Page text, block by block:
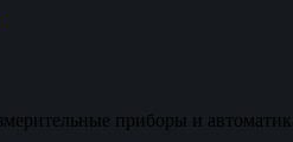
приборы и